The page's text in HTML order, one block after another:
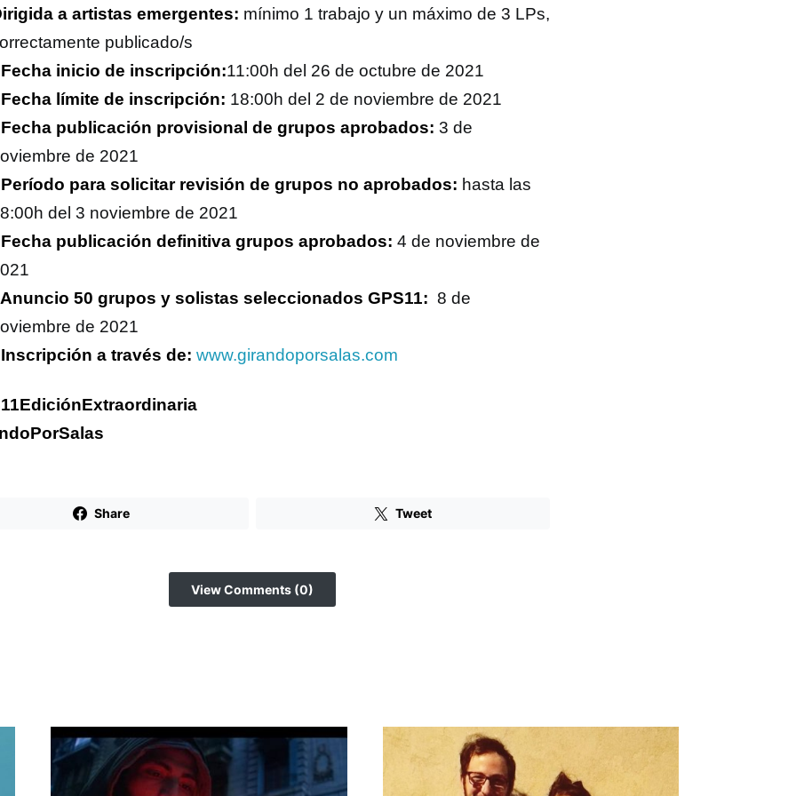
a artistas emergentes: mínimo 1 trabajo y un máximo de 3 LPs,
publicado/s
Fecha inicio de inscripción:11:00h del 26 de octubre de 2021
Fecha límite de inscripción: 18:00h del 2 de noviembre de 2021
Fecha publicación provisional de grupos aprobados: 3 de
de 2021
Período para solicitar revisión de grupos no aprobados: hasta las
del 3 noviembre de 2021
Fecha publicación definitiva grupos aprobados: 4 de noviembre de
Anuncio 50 grupos y solistas seleccionados GPS11: 8 de
de 2021
Inscripción a través de: www.girandoporsalas.com
Share Tweet
View Comments (0)